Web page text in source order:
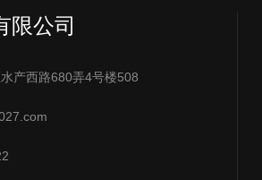
限公司
产西路680弄4号楼508